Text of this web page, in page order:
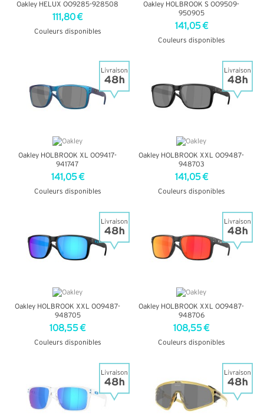
Oakley HELUX OO9285-928508
111,80 €
Couleurs disponibles
Oakley HOLBROOK S OO9509-
950905
141,05 €
Couleurs disponibles
Oakley HOLBROOK XL OO9417-
941747
141,05 €
Couleurs disponibles
Oakley HOLBROOK XXL OO9487-
948703
141,05 €
Couleurs disponibles
Oakley HOLBROOK XXL OO9487-
948705
108,55 €
Couleurs disponibles
Oakley HOLBROOK XXL OO9487-
948706
108,55 €
Couleurs disponibles